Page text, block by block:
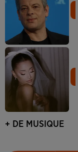
+ DE MUSIQUE